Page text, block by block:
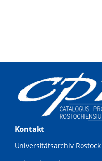
Kontakt
Universitätsarchiv Rostock